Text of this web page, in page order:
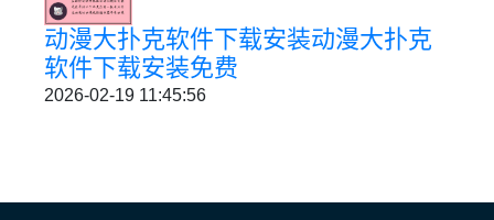
动漫大扑克软件下载安装动漫大扑克
软件下载安装免费
2026-02-19 11:45:56